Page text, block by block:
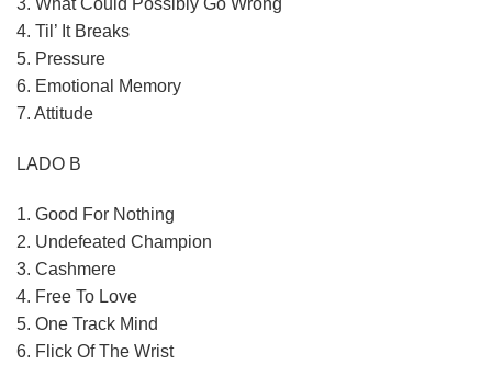
3. What Could Possibly Go Wrong
4. Til’ It Breaks
5. Pressure
6. Emotional Memory
7. Attitude
LADO B
1. Good For Nothing
2. Undefeated Champion
3. Cashmere
4. Free To Love
5. One Track Mind
6. Flick Of The Wrist